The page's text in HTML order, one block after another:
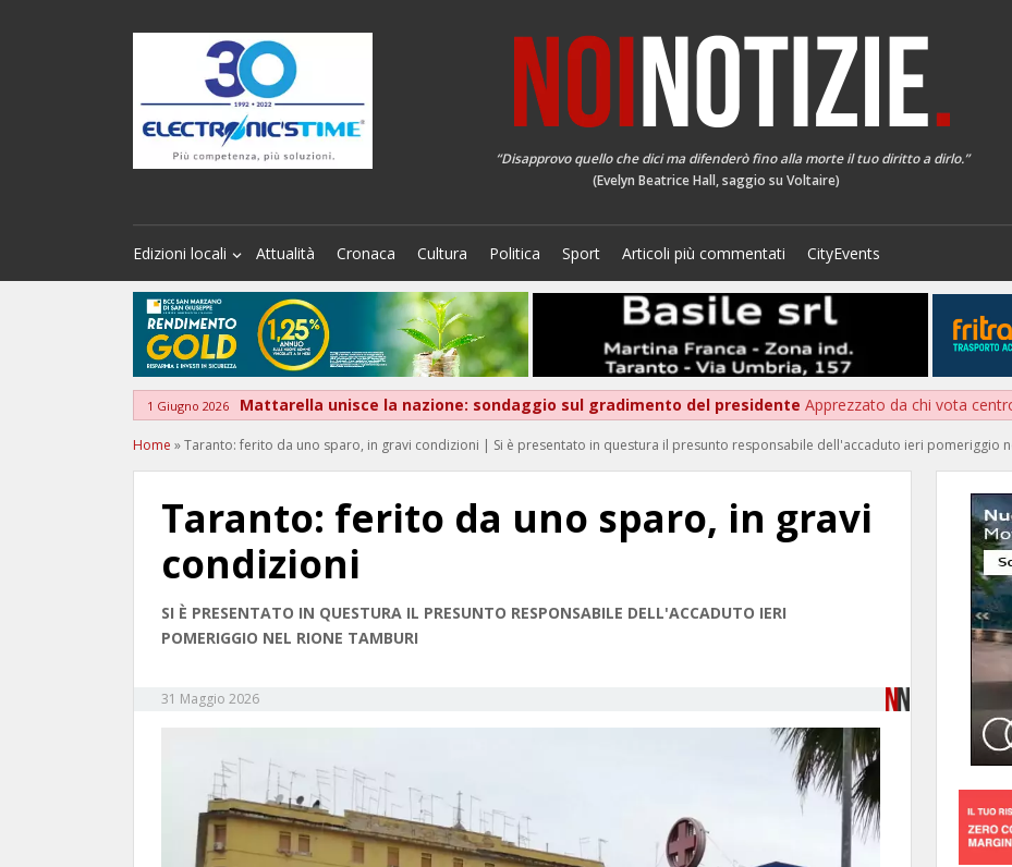
“Disapprovo quello che dici ma difenderò fino alla morte il tuo diritto a dirlo.”
(Evelyn Beatrice Hall, saggio su Voltaire)
Edizioni locali Attualità Cronaca Cultura Politica Sport Articoli più commentati CityEvents
1 Giugno 2026 Mattarella unisce la nazione: sondaggio sul gradimento del presidente Apprezzato da chi vota
Home »Taranto: ferito da uno sparo, in gravi condizioni | Si è presentato in questura il presunto responsabile dell'accaduto ieri pomeriggio
Taranto: ferito da uno sparo, in gravi
condizioni
SI È PRESENTATO IN QUESTURA IL PRESUNTO RESPONSABILE DELL'ACCADUTO IERI
POMERIGGIO NEL RIONE TAMBURI
31 Maggio 2026